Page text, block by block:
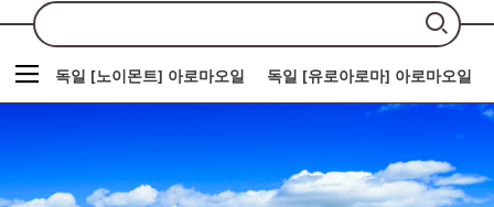
독일 [노이몬트] 아로마오일 독일 [유로아로마] 아로마오일